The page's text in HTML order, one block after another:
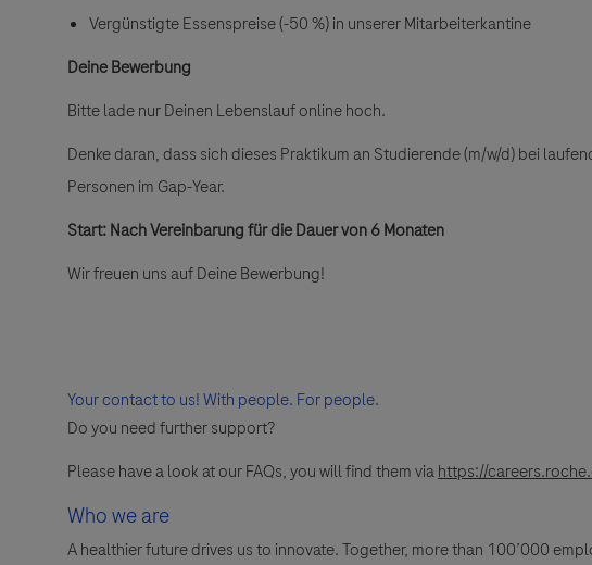
Vergünstigte Essenspreise (-50 %) in unserer Mitarbeiterkantine
Deine Bewerbung
Bitte lade nur Deinen Lebenslauf online hoch.
Denke daran, dass sich dieses Praktikum an Studierende (m/w/d) bei
Personen im Gap-Year.
Start:Nach Vereinbarung für die Dauer von 6 Monaten
Wir freuen uns auf Deine Bewerbung!
Your contact to us! With people. For people.
Do you need further support?
Please have a look at our FAQs, you will find them viahttps://
Who we are
A healthier future drives us to innovate. Together, more than 100’000